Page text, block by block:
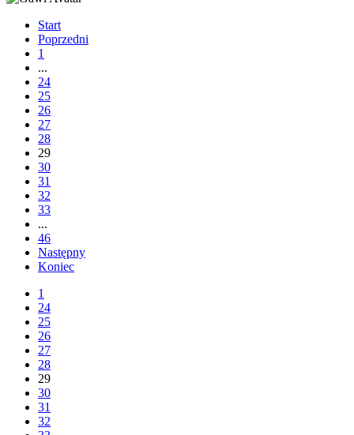
Start
Poprzedni
1
...
24
25
26
27
28
29
30
31
32
33
...
46
Następny
Koniec
1
24
25
26
27
28
29
30
31
32